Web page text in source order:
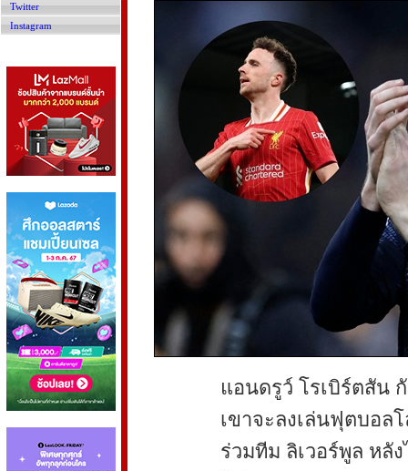
Twitter
Instagram
แอนดรูว์ โรเบิร์ตสัน
เขาจะลงเล่นฟุตบอล
ร่วมทีม ลิเวอร์พูล หลั